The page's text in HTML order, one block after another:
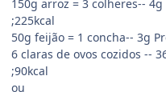
150g arroz = 3 colheres--
;225kcal
50g feijão = 1 concha-- 3g
6 claras de ovos cozidos --
;90kcal
ou